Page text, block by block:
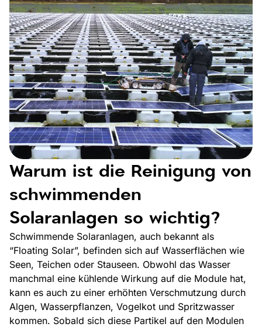
Warum ist die Reinigung von
schwimmenden
Solaranlagen so wichtig?
Schwimmende Solaranlagen, auch bekannt als
“Floating Solar”, befinden sich auf Wasserflächen wie
Seen, Teichen oder Stauseen. Obwohl das Wasser
manchmal eine kühlende Wirkung auf die Module hat,
kann es auch zu einer erhöhten Verschmutzung durch
Algen, Wasserpflanzen, Vogelkot und Spritzwasser
kommen. Sobald sich diese Partikel auf den Modulen